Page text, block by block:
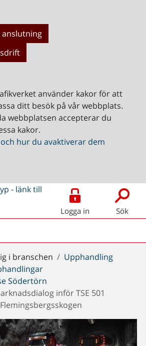
anslutning
använder kakor för att
ditt besök på vår webbplats.
webbplatsen accepterar du
kakor.
hur du avaktiverar dem
Logga in Sök
i branschen
Upphandling
Södertörn
inför TSE 501